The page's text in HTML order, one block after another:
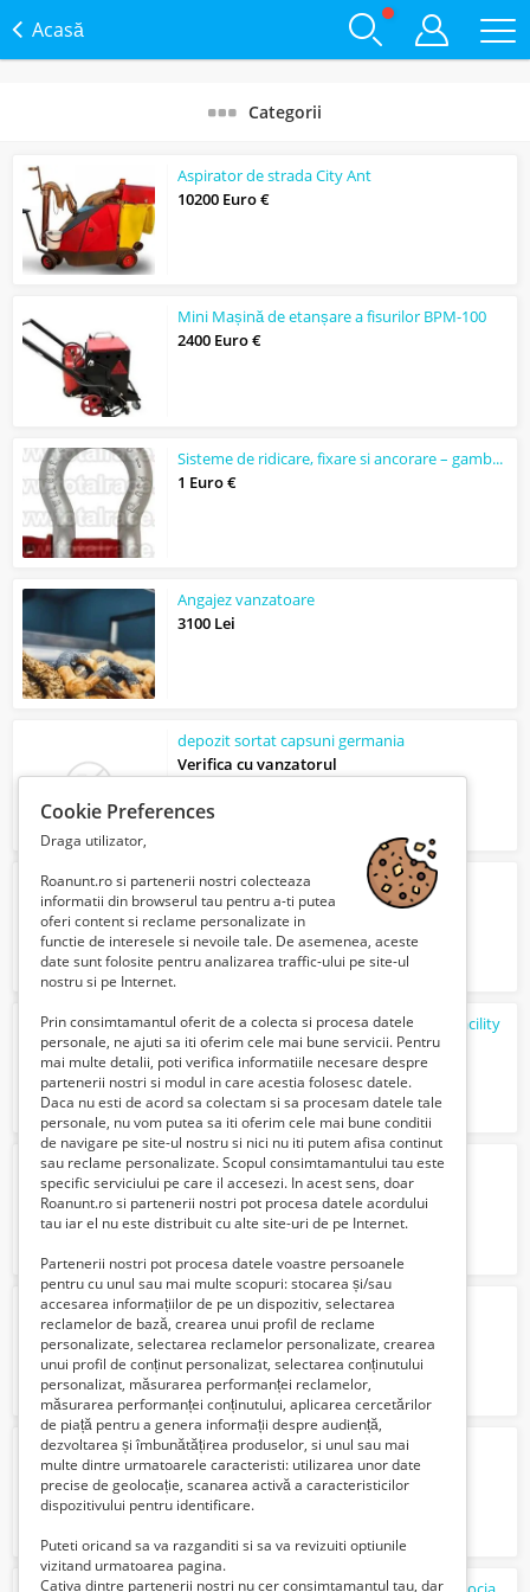
Acasă
Categorii
Aspirator de strada City Ant
10200 Euro €
Mini Mașină de etanșare a fisurilor BPM-100
2400 Euro €
Sisteme de ridicare, fixare si ancorare – gambeti G209 Crosby
1 Euro €
Angajez vanzatoare
3100 Lei
depozit sortat capsuni germania
Verifica cu vanzatorul
Ciocan demolator DeWALT 2100W
1008 Lei
Angajare personal calificat - Tehnician / Facility
6000 Lei
Lance cu aer cald HL-1
2900 Euro €
ajutor productie germania
2000 Euro €
Angajam SOFER Constanta Nord
1265 Lei
Cookie Preferences
Draga utilizator,
Roanunt.ro si partenerii nostri colecteaza
informatii din browserul tau pentru a-ti putea
oferi content si reclame personalizate in
functie de interesele si nevoile tale. De asemenea, aceste
date sunt folosite pentru analizarea traffic-ului pe site-ul
nostru si pe Internet.
Prin consimtamantul oferit de a colecta si procesa datele
personale, ne ajuti sa iti oferim cele mai bune servicii. Pentru
mai multe detalii, poti verifica informatiile necesare despre
partenerii nostri si modul in care acestia folosesc datele.
Daca nu esti de acord sa colectam si sa procesam datele tale
personale, nu vom putea sa iti oferim cele mai bune conditii
de navigare pe site-ul nostru si nici nu iti putem afisa continut
sau reclame personalizate. Scopul consimtamantului tau este
specific serviciului pe care il accesezi. In acest sens, doar
Roanunt.ro si partenerii nostri pot procesa datele acordului
tau iar el nu este distribuit cu alte site-uri de pe Internet.
Partenerii nostri pot procesa datele voastre persoanele
pentru cu unul sau mai multe scopuri: stocarea și/sau
accesarea informațiilor de pe un dispozitiv, selectarea
reclamelor de bază, crearea unui profil de reclame
personalizate, selectarea reclamelor personalizate, crearea
unui profil de conținut personalizat, selectarea conținutului
personalizat, măsurarea performanței reclamelor,
măsurarea performanței conținutului, aplicarea cercetărilor
de piață pentru a genera informații despre audiență,
dezvoltarea și îmbunătățirea produselor, si unul sau mai
multe dintre urmatoarele caracteristi: utilizarea unor date
precise de geolocație, scanarea activă a caracteristicilor
dispozitivului pentru identificare.
Puteti oricand sa va razganditi si sa va revizuiti optiunile
vizitand urmatoarea pagina.
Cativa dintre partenerii nostri nu cer consimtamantul tau, dar